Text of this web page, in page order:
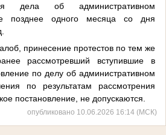
дела об административном
позднее одного месяца со дня
принесение протестов по тем же
рассмотревший вступившие в
по делу об административном
по результатам рассмотрения
постановление, не допускаются.
опубликовано 10.06.2026 16:14 (МСК)